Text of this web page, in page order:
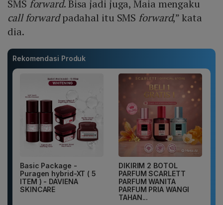
SMS forward. Bisa jadi juga, Maia mengaku
call forwardpadahal itu SMS forward,” kata
dia.
Rekomendasi Produk
Basic Package -
Puragen hybrid-XT ( 5
ITEM ) - DAVIENA
SKINCARE
DIKIRIM 2 BOTOL
PARFUM SCARLETT
PARFUM WANITA
PARFUM PRIA WANGI
TAHAN...